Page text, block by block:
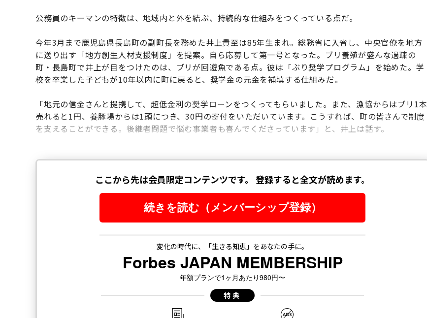
公務員のキーマンの特徴は、地域内と外を結ぶ、持続的な仕組みをつくっている点だ。
今年3月まで鹿児島県長島町の副町長を務めた井上貴至は85年生まれ。総務省に入省し、中央官僚を地方
に送り出す「地方創生人材支援制度」を提案。自ら応募して第一号となった。ブリ養殖が盛んな過疎の
町・長島町で井上が目をつけたのは、ブリが回遊魚である点。彼は「ぶり奨学プログラム」を始めた。学
校を卒業した子どもが10年以内に町に戻ると、奨学金の元金を補填する仕組みだ。
「地元の信金さんと提携して、超低金利の奨学ローンをつくってもらいました。また、漁協からはブリ1本
売れると1円、養豚場からは1頭につき、30円の寄付をいただいています。こうすれば、町の皆さんで制度
を支えることができる。後継者問題で悩む事業者も喜んでくださっています」と、井上は話す。